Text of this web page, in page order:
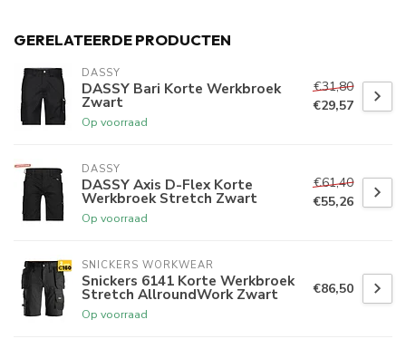
GERELATEERDE PRODUCTEN
DASSY
DASSY Bari Korte Werkbroek
Zwart
Op voorraad
€31,80
€29,57
DASSY
DASSY Axis D-Flex Korte
Werkbroek Stretch Zwart
Op voorraad
€61,40
€55,26
SNICKERS WORKWEAR
Snickers 6141 Korte Werkbroek
Stretch AllroundWork Zwart
Op voorraad
€86,50